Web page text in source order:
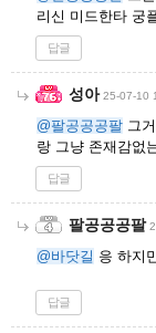
리신 미드한타 궁
답글
성아 25-07-10
@팔공공공팔 그
랑 그냥 존재감없
답글
팔공공공팔
@바닷길 응 하지
답글